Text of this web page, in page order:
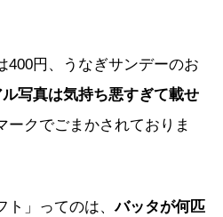
400円、うなぎサンデーのお
ル写真は気持ち悪すぎて載せ
ークでごまかされておりま
ト」ってのは、バッタが何匹